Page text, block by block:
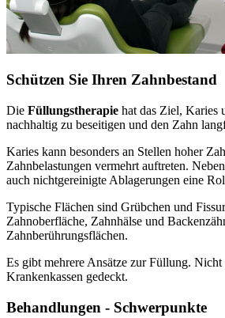
Schützen Sie Ihren Zahnbestand
Die Füllungstherapie hat das Ziel, Karies
nachhaltig zu beseitigen und den Zahn
Karies kann besonders an Stellen hoher
Zahnbelastungen vermehrt auftreten.
auch nichtgereinigte Ablagerungen eine
Typische Flächen sind Grübchen und
Zahnoberfläche, Zahnhälse und
Zahnberührungsflächen.
Es gibt mehrere Ansätze zur Füllung. Nicht
Krankenkassen gedeckt.
Behandlungen - Schwerpunkte